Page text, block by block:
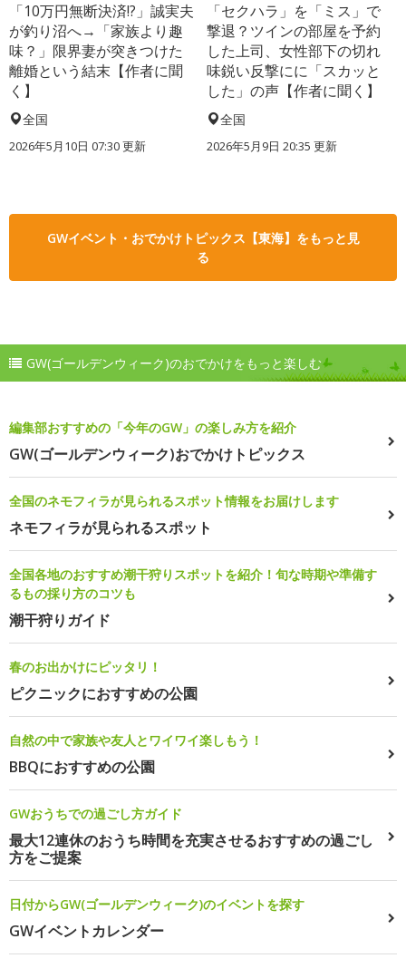
「10万円無断決済!?」誠実夫
が釣り沼へ→「家族より趣
味？」限界妻が突きつけた
離婚という結末【作者に聞
く】
全国
2026年5月10日 07:30 更新
「セクハラ」を「ミス」で
撃退？ツインの部屋を予約
した上司、女性部下の切れ
味鋭い反撃にに「スカッと
した」の声【作者に聞く】
全国
2026年5月9日 20:35 更新
GWイベント・おでかけトピックス【東海】をもっと見
る
GW(ゴールデンウィーク)のおでかけをもっと楽しむ
編集部おすすめの「今年のGW」の楽しみ方を紹介
GW(ゴールデンウィーク)おでかけトピックス
全国のネモフィラが見られるスポット情報をお届けします
ネモフィラが見られるスポット
全国各地のおすすめ潮干狩りスポットを紹介！旬な時期や準備す
るもの採り方のコツも
潮干狩りガイド
春のお出かけにピッタリ！
ピクニックにおすすめの公園
自然の中で家族や友人とワイワイ楽しもう！
BBQにおすすめの公園
GWおうちでの過ごし方ガイド
最大12連休のおうち時間を充実させるおすすめの過ごし
方をご提案
日付からGW(ゴールデンウィーク)のイベントを探す
GWイベントカレンダー